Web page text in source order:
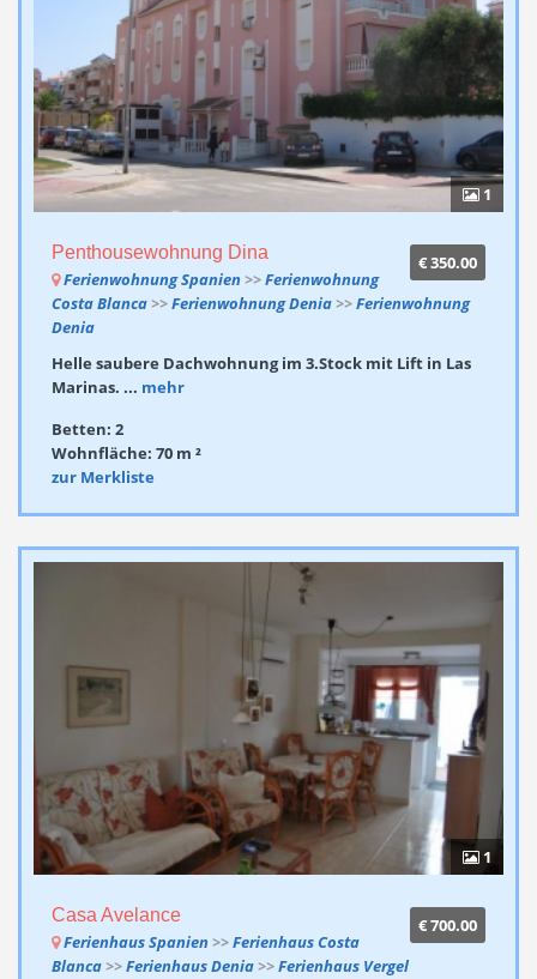
1
€ 350.00
Penthousewohnung Dina
Ferienwohnung Spanien >>Ferienwohnung
Costa Blanca>>Ferienwohnung Denia>>Ferienwohnung
Denia
Helle saubere Dachwohnung im 3.Stock mit Lift in Las
Marinas. ... mehr
Betten: 2
Wohnfläche: 70 m ²
zur Merkliste
1
€ 700.00
Casa Avelance
Ferienhaus Spanien >>Ferienhaus Costa
Blanca>>Ferienhaus Denia>>Ferienhaus Vergel